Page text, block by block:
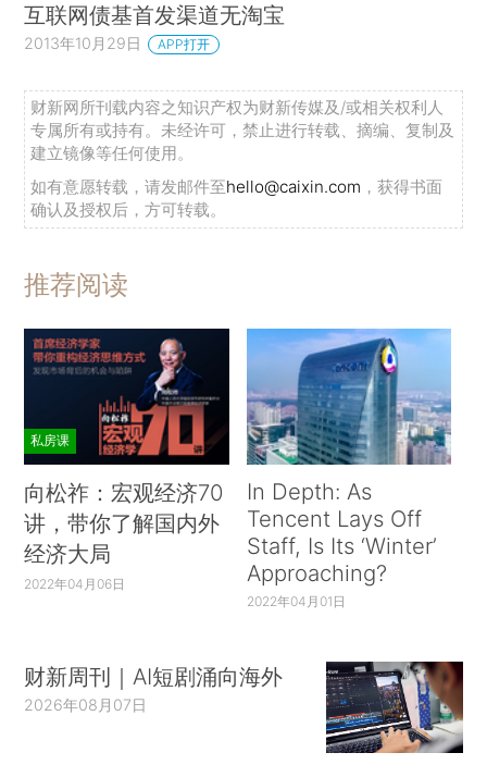
互联网债基首发渠道无淘宝
2013年10月29日 APP打开
财新网所刊载内容之知识产权为财新传媒及/或相关权利人
专属所有或持有。未经许可，禁止进行转载、摘编、复制及
建立镜像等任何使用。
如有意愿转载，请发邮件至hello@caixin.com ，获得书面
确认及授权后，方可转载。
推荐阅读
私房课
向松祚：宏观经济70
讲，带你了解国内外
经济大局
2022年04月06日
In Depth: As
Tencent Lays Off
Staff, Is Its ‘Winter’
Approaching?
2022年04月01日
财新周刊｜AI短剧涌向海外
2026年08月07日